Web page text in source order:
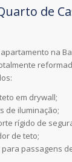
de
na
em drywall;
de iluminação;
rígido de
de teto;
passagens